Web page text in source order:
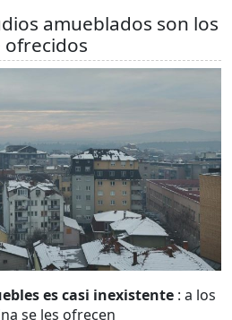
amueblados son los
es casi inexistente : a los
se les ofrecen